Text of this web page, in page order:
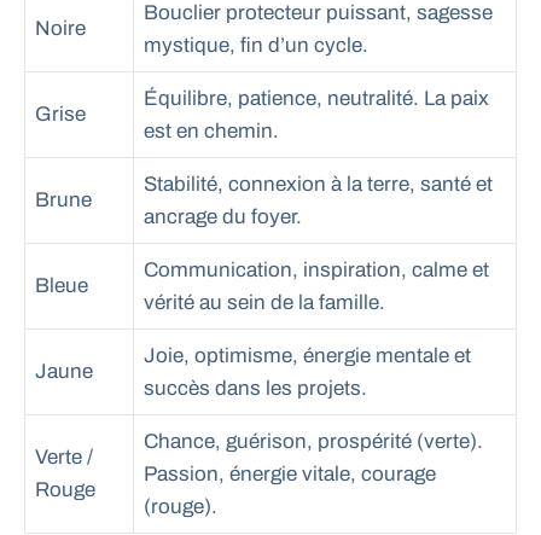
Noire
Bouclier protecteur puissant, sagesse
mystique, fin d’un cycle.
Grise
Équilibre, patience, neutralité. La paix
est en chemin.
Brune
Stabilité, connexion à la terre, santé et
ancrage du foyer.
Bleue
Communication, inspiration, calme et
vérité au sein de la famille.
Jaune
Joie, optimisme, énergie mentale et
succès dans les projets.
Verte /
Rouge
Chance, guérison, prospérité (verte).
Passion, énergie vitale, courage
(rouge).